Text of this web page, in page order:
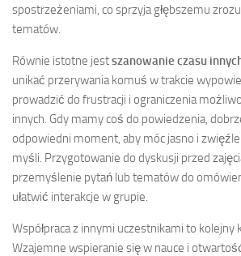
spostrzeżeniami, co sprzyja głębszemu
tematów.
Równie istotne jestszanowanie czasu
unikać przerywania komuś w trakcie
prowadzić do frustracji i ograniczenia
innych. Gdy mamy coś do powiedzenia,
odpowiedni moment, aby móc jasno i
myśli. Przygotowanie do dyskusji przed
przemyślenie pytań lub tematów do
ułatwić interakcje w grupie.
Współpraca z innymi uczestnikami to kolejny
Wzajemne wspieranie się w nauce i